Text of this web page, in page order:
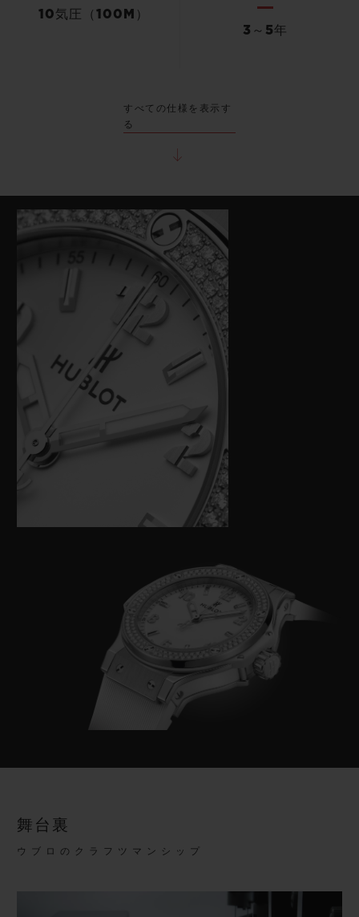
10気圧（100M）
3～5年
すべての仕様を表示す
る
舞台裏
ウブロのクラフツマンシップ